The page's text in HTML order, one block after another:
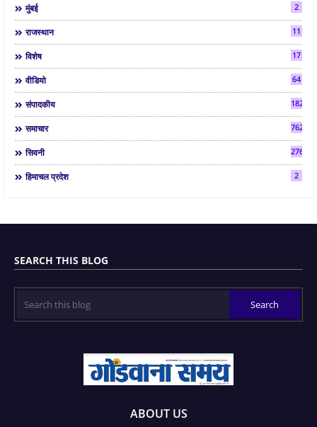
मुंबई 2
राजस्थान 11
विशेष 17
वीडियो 64
संपादकीय 182
समाचार 7624
सिवनी 2763
हिमाचल प्रदेश 2
SEARCH THIS BLOG
ABOUT US